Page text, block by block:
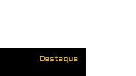
Destaque